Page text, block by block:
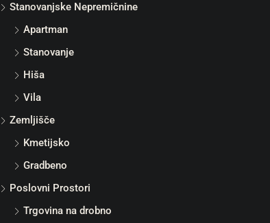
Stanovanjske Nepremičnine
Apartman
Stanovanje
Hiša
Vila
Zemljišče
Kmetijsko
Gradbeno
Poslovni Prostori
Trgovina na drobno